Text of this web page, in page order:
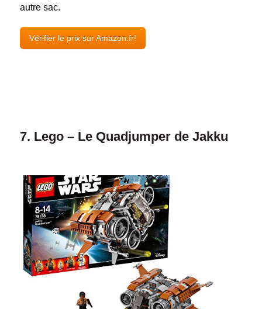
autre sac.
Vérifier le prix sur Amazon.fr!
7. Lego – Le Quadjumper de Jakku